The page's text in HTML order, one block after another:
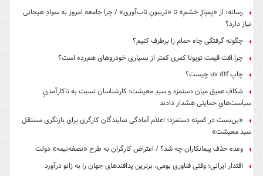
رسانه؛ از «پمپاژِ خشم» تا «تریبونِ تاب‌آوری» / چرا جامعه امروز به سوادِ هیجانی
نیاز دارد؟
چگونه گرفتگی چاه حمام را برطرف کنیم؟
چرا افت قیمت تویوتا کمری کمتر از بسیاری خودروهای هم‌رده است؟
چاپ uv dtf چیست؟
شکافِ عمیق میان دستمزد و سبدِ معیشت؛ کارشناسان نسبت به ناکارآمدیِ
سیاست‌هایِ حمایتی هشدار دادند
«بن‌بست در کمیته دستمزد؛ اعلام آمادگی نمایندگان کارگری برای بازنگری مستقل
سبد معیشت»
وعده حذف پیمانکاران چه شد؟ / اعتراض کارگران به طرح «نصفه‌نیمه» دولت
اقتدار ایرانی؛ وقتی فناوری بومی، برترین پدافندهای جهان را به زانو درآورد